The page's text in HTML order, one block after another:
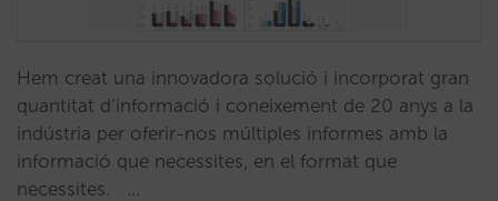
Hem creat una innovadora solució i incorporat gran
quantitat d’informació i coneixement de 20 anys a la
indústria per oferir-nos múltiples informes amb la
informació que necessites, en el format que
necessites. …